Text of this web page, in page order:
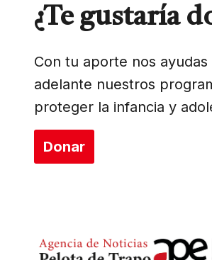
¿Te gustaría
Con tu aporte nos ayudas
adelante nuestros
proteger la infancia y
Donar